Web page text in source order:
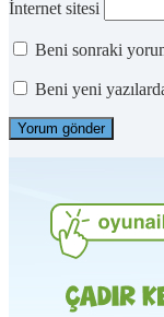
İnternet sitesi
Beni sonraki
Beni yeni